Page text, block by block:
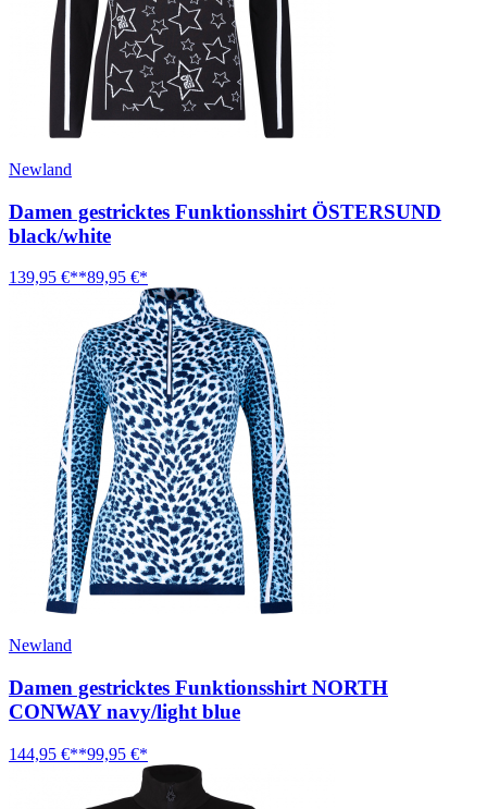
Newland
Damen gestricktes Funktionsshirt ÖSTERSUND
black/white
139,95 €**89,95 €*
Newland
Damen gestricktes Funktionsshirt NORTH
CONWAY navy/light blue
144,95 €**99,95 €*